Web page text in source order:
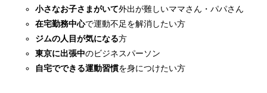
小さなお子さまがいて外出が難しいママさん・パパさん
在宅勤務中心で運動不足を解消したい方
ジムの人目が気になる方
東京に出張中のビジネスパーソン
自宅でできる運動習慣を身につけたい方